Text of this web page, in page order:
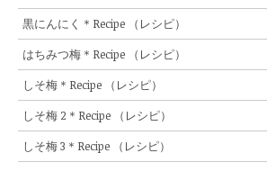
黒にんにく＊Recipe （レシピ）
はちみつ梅＊Recipe （レシピ）
しそ梅＊Recipe （レシピ）
しそ梅 2＊Recipe （レシピ）
しそ梅 3＊Recipe （レシピ）